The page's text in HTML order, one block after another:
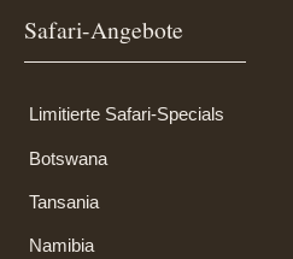
Safari-Angebote
Limitierte Safari-Specials
Botswana
Tansania
Namibia